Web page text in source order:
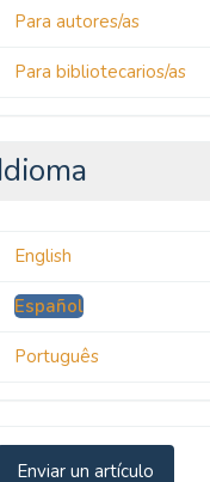
Para autores/as
Para bibliotecarios/as
English
Español
Português
Enviar un artículo